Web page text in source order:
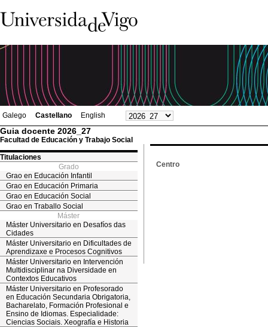
Galego Castellano English
Guia docente 2026_27
Facultad de Educación y Trabajo Social
Titulaciones
Grado
Grao en Educación Infantil
Grao en Educación Primaria
Grao en Educación Social
Grao en Traballo Social
Máster
Máster Universitario en Desafíos das
Cidades
Máster Universitario en Dificultades de
Aprendizaxe e Procesos Cognitivos
Máster Universitario en Intervención
Multidisciplinar na Diversidade en
Contextos Educativos
Máster Universitario en Profesorado
en Educación Secundaria Obrigatoria,
Bacharelato, Formación Profesional e
Ensino de Idiomas. Especialidade:
Ciencias Sociais. Xeografía e Historia
Centro